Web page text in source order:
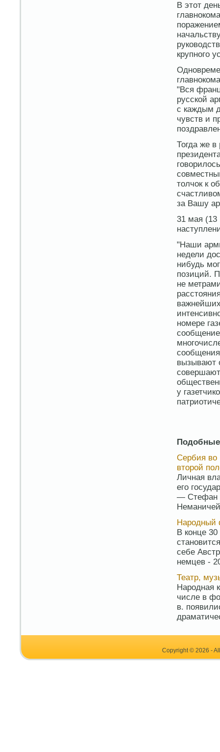
В этот
крупного
"Вся
русской
с каждым
чувств и
Тогда же в
толчок к
за Вашу
31 мая (13
"Наши
недели
нибудь
позиций.
не
номере
сообщение
вызывают
у
Сербия во
второй
Личная
его
— Стефан
Народный
В конце
себе
немцев -
Театр,
Народная
числе в
в.
Copyright © 2026 -